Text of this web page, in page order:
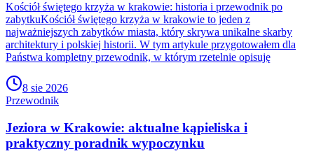
Kościół świętego krzyża w krakowie: historia i przewodnik po
zabytkuKościół świętego krzyża w krakowie to jeden z
najważniejszych zabytków miasta, który skrywa unikalne skarby
architektury i polskiej historii. W tym artykule przygotowałem dla
Państwa kompletny przewodnik, w którym rzetelnie opisuję
8 sie 2026
Przewodnik
Jeziora w Krakowie: aktualne kąpieliska i
praktyczny poradnik wypoczynku